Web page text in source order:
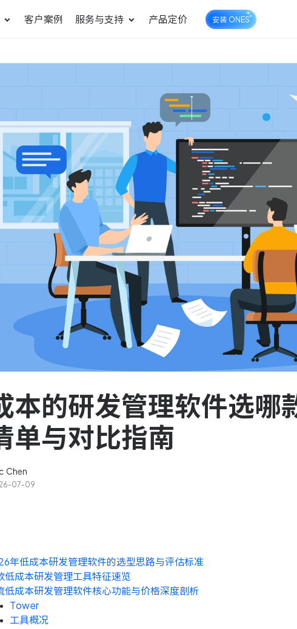
ONES Desk
统一管理业务信息和企业知
进度
测试管理
快速交付高质量产品
DevOps
可持续地交付端到端的价值
用团队资
服务台和工单管理
轻松响应与解决客户反馈
助力车企高效研发
客户案例 服务与支持 产品定价 安装 ONES
本的研发管理软件选哪
单与对比指南
Chen
07-09
年低成本研发管理软件的选型思路与评估标准
低成本研发管理工具特征速览
低成本研发管理软件核心功能与价格深度剖析
Tower
工具概况